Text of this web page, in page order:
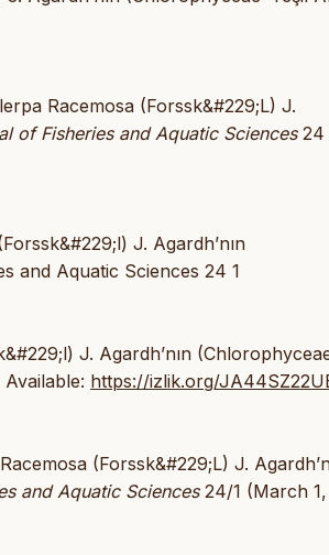
Racemosa (Forssk&#229;L) J.
of Fisheries and Aquatic Sciences24
J. Agardh’nın
and Aquatic Sciences 24 1
J. Agardh’nın
https://izlik.org/
(Forssk&#229;L) J.
and Aquatic Sciences24/1 (March 1,